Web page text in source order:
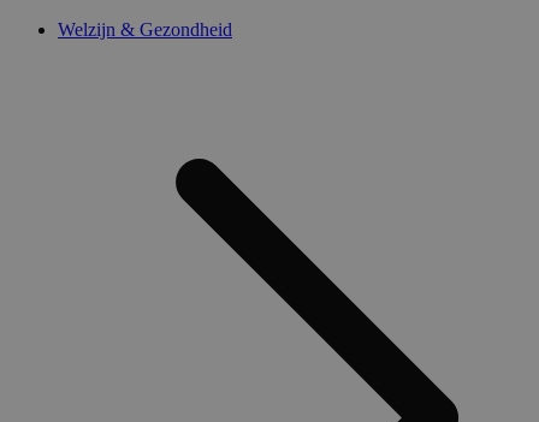
Welzijn & Gezondheid